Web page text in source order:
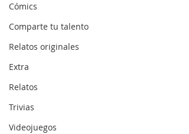
Cómics
Comparte tu talento
Relatos originales
Extra
Relatos
Trivias
Videojuegos